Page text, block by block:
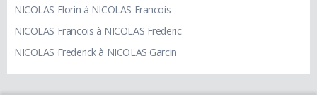
NICOLAS Florin à NICOLAS Francois
NICOLAS Francois à NICOLAS Frederic
NICOLAS Frederick à NICOLAS Garcin